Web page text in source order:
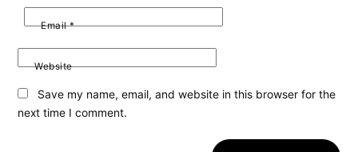
Email*
Website
Save my name, email, and website in this browser for the
next time I comment.